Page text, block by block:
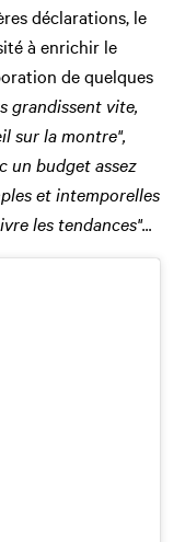
déclarations, le
à enrichir le
de quelques
grandissent vite,
sur la montre",
un budget assez
et intemporelles
les tendances"...